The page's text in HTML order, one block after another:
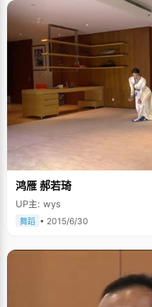
鸿雁 郝若琦
UP主: wys
舞蹈 • 2015/6/30